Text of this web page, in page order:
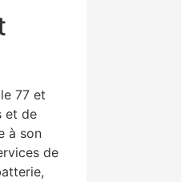
77 et
et de
à son
de